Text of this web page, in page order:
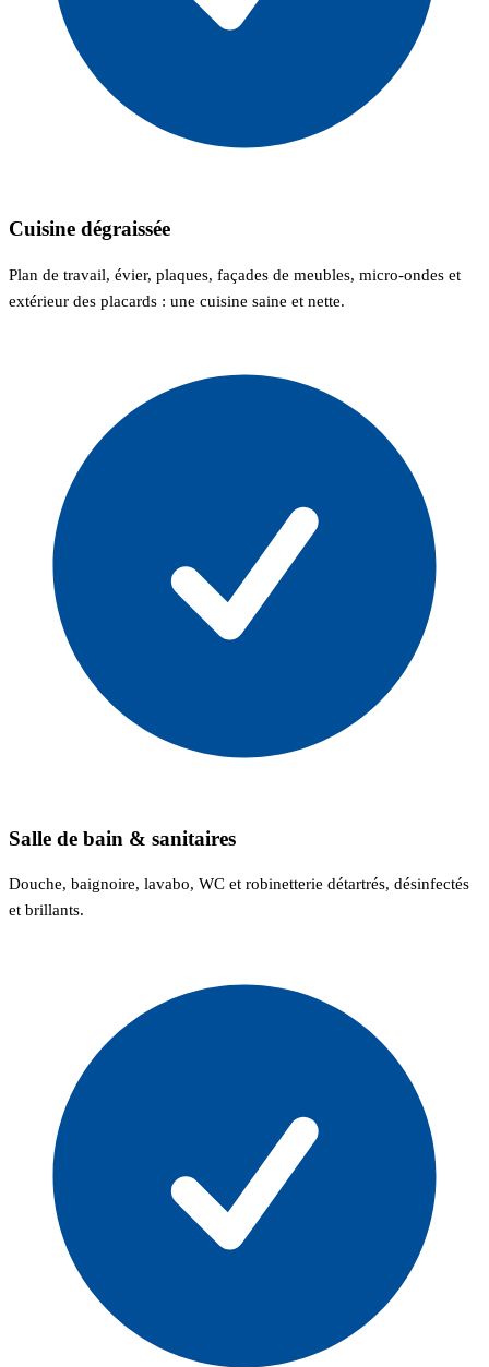
Cuisine dégraissée
Plan de travail, évier, plaques, façades de meubles, micro-ondes et
extérieur des placards : une cuisine saine et nette.
Salle de bain & sanitaires
Douche, baignoire, lavabo, WC et robinetterie détartrés, désinfectés
et brillants.